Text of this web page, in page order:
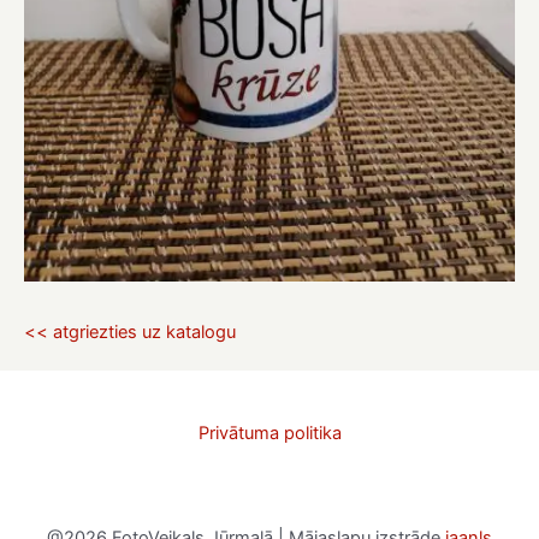
<< atgriezties uz katalogu
Privātuma politika